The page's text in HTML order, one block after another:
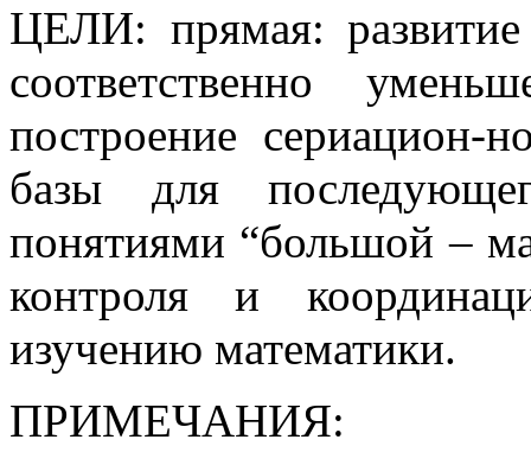
ЦЕЛИ: прямая: развитие
соответственно
построение сериацион-
базы для
понятиями “большой –
контроля и
изучению математики.
ПРИМЕЧАНИЯ: